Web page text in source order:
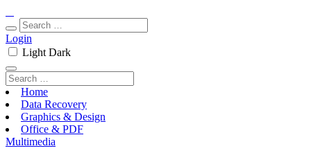
Login
Light Dark
Home
Data Recovery
Graphics & Design
Office & PDF
Multimedia